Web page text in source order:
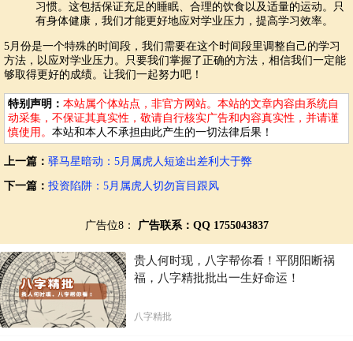
习惯。这包括保证充足的睡眠、合理的饮食以及适量的运动。只
有身体健康，我们才能更好地应对学业压力，提高学习效率。
5月份是一个特殊的时间段，我们需要在这个时间段里调整自己的学习
方法，以应对学业压力。只要我们掌握了正确的方法，相信我们一定能
够取得更好的成绩。让我们一起努力吧！
特别声明： 本站属个体站点，非官方网站。本站的文章内容由系统自
动采集，不保证其真实性，敬请自行核实广告和内容真实性，并请谨
慎使用。 本站和本人不承担由此产生的一切法律后果！
上一篇： 驿马星暗动：5月属虎人短途出差利大于弊
下一篇： 投资陷阱：5月属虎人切勿盲目跟风
广告位8： 广告联系：QQ 1755043837
贵人何时现，八字帮你看！平阴阳断祸
福，八字精批批出一生好命运！
八字精批